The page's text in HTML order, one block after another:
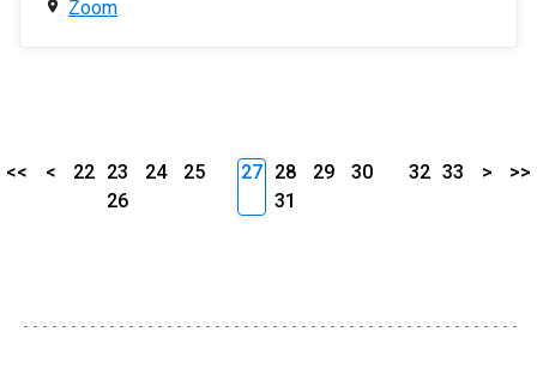
Zoom
<< < 22 23 24
25
26
27 28 29
30
31
32 33 > >>